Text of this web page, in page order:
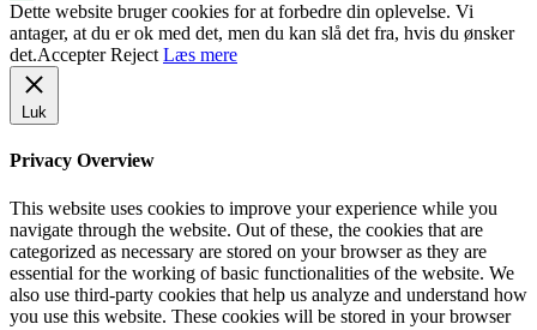
Dette website bruger cookies for at forbedre din oplevelse. Vi
antager, at du er ok med det, men du kan slå det fra, hvis du ønsker
det.Accepter Reject Læs mere
Luk
Privacy Overview
This website uses cookies to improve your experience while you
navigate through the website. Out of these, the cookies that are
categorized as necessary are stored on your browser as they are
essential for the working of basic functionalities of the website. We
also use third-party cookies that help us analyze and understand how
you use this website. These cookies will be stored in your browser